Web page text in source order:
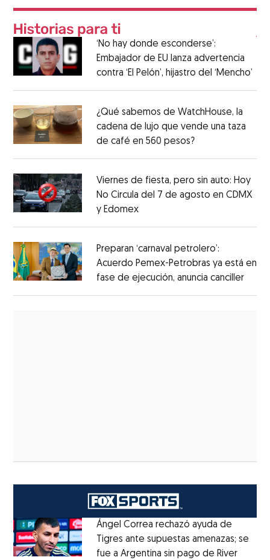
‘No hay donde esconderse’:
Embajador de EU lanza advertencia
contra ‘El Pelón’, hijastro del ‘Mencho’
¿Qué sabemos de WatchHouse, la
cadena de lujo que vende una taza
de café en 560 pesos?
Viernes de fiesta, pero sin auto: Hoy
No Circula del 7 de agosto en CDMX
y Edomex
Preparan ‘carnaval petrolero’:
Acuerdo Pemex-Petrobras ya está en
fase de ejecución, anuncia canciller
Ángel Correa rechazó ayuda de
Tigres ante supuestas amenazas; se
fue a Argentina sin pago de RiverOpens